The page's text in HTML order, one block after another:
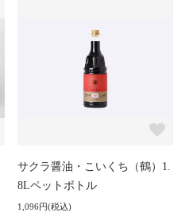
サクラ醤油・こいくち（鶴）1.
8Lペットボトル
1,096円(税込)